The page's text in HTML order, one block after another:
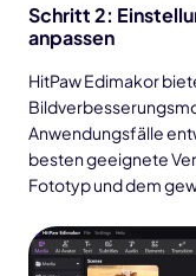
Schritt 2:
anpassen
HitPaw Edimakor
Anwendungsfälle
besten geeignete
Fototyp und dem